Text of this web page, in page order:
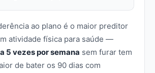
ao plano é o maior preditor
atividade física para saúde —
5 vezes por semana sem furar tem
de bater os 90 dias com